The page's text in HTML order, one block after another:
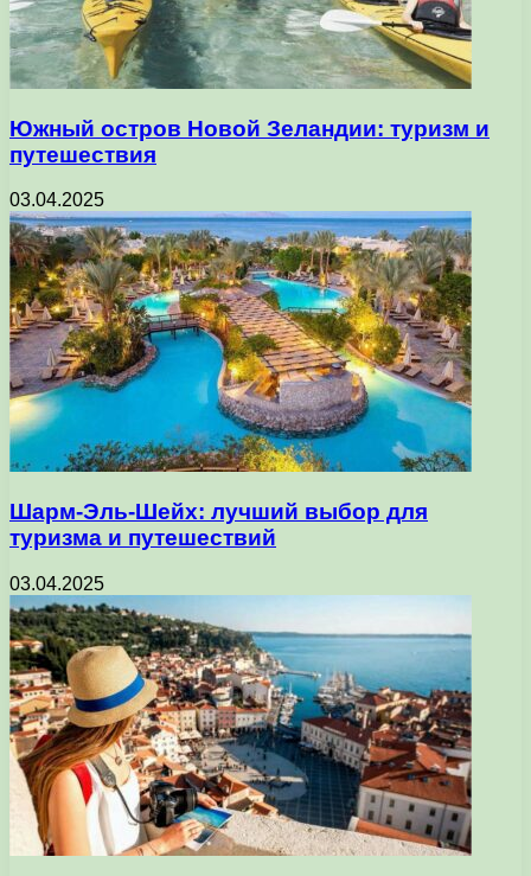
Южный остров Новой Зеландии: туризм и
путешествия
03.04.2025
Шарм-Эль-Шейх: лучший выбор для
туризма и путешествий
03.04.2025